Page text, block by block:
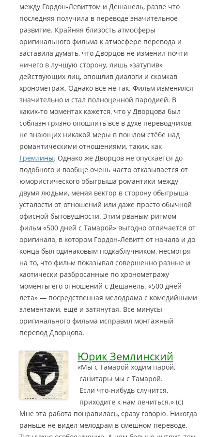
между Гордон-Левиттом и Дешанель, разве что
последняя получила в переводе значительное
развитие. Крайняя близость атмосферы
оригинального фильма к атмосфере перевода и
заставила думать, что Дворцов не изменил почти
ничего в лучшую сторону, лишь «затупив»
действующих лиц, опошлив диалоги и скомкав
хронометраж. Однако всё не так. Фильм изменился
значительно и стал полноценной пародией. В
каких-то моментах кажется, что у Дворцова был
соблазн грязно опошлить всё в духе переводчиков,
не знающих никакой меры в пошлом стёбе над
романтическими отношениями, таких, как
Гремлины. Однако же Дворцов не опускается до
подобного и вообще очень часто отказывается от
юмористического обыгрыша романтики между
двумя людьми, меняя вектор в сторону обыгрыша
усталости от отношений или даже просто обычной
офисной бытовушности. Этим рваным ритмом
фильм «500 дней с Тамарой» выгодно отличается от
оригинала, в котором Гордон-Левитт от начала и до
конца был одинаковым подкаблучником, несмотря
на то, что фильм показывал совершенно разные и
хаотически разбросанные по хронометражу
моменты его отношений с Дешанель. «500 дней
лета» — посредственная мелодрама с комедийными
элементами, ещё и затянутая. Все минусы
оригинального фильма исправил монтажный
перевод Дворцова.
Юрик Землинский
«Мы с Тамарой ходим парой,
санитары мы с Тамарой.
Если что-нибудь случится,
приходите к нам лечиться.» (с)
Мне эта работа понравилась, сразу говорю. Никогда
раньше не видел мелодрам в смешном переводе.